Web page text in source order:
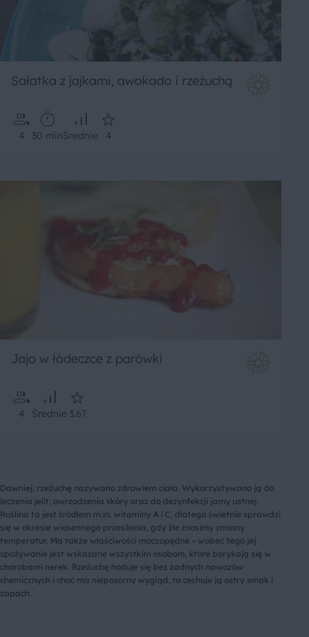
Sałatka z jajkami, awokado i rzeżuchą
4 30 minŚrednie 4
Jajo w łódeczce z parówki
4 Średnie 3.67
Dawniej, rzeżuchę nazywano zdrowiem ciała. Wykorzystywano ją do
leczenia jelit, owrzodzenia skóry oraz do dezynfekcji jamy ustnej.
Roślina ta jest źródłem m.in. witaminy A i C, dlatego świetnie sprawdzi
się w okresie wiosennego przesilenia, gdy źle znosimy zmiany
temperatur. Ma także właściwości moczopędne – wobec tego jej
spożywanie jest wskazane wszystkim osobom, które borykają się w
chorobami nerek. Rzeżuchę hoduje się bez żadnych nawozów
chemicznych i choć ma niepozorny wygląd, to cechuje ją ostry smak i
zapach.